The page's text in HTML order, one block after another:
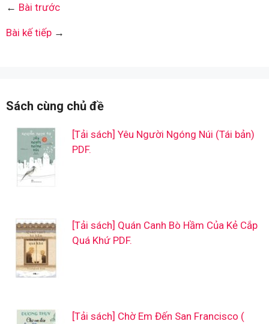
← Bài trước
Bài kế tiếp →
Sách cùng chủ đề
[Tải sách] Yêu Người Ngóng Núi (Tái bản)
PDF.
[Tải sách] Quán Canh Bò Hầm Của Kẻ Cắp
Quá Khứ PDF.
[Tải sách] Chờ Em Đến San Francisco (